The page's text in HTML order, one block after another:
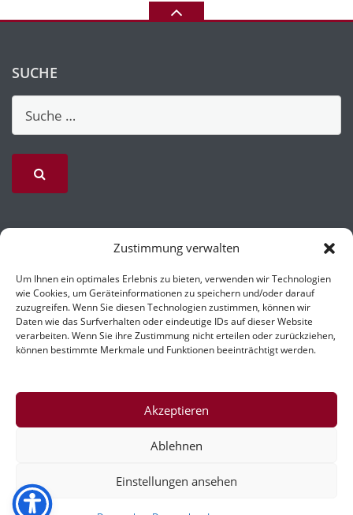
Zustimmung verwalten
Um Ihnen ein optimales Erlebnis zu bieten, verwenden wir Technologien
wie Cookies, um Geräteinformationen zu speichern und/oder darauf
zuzugreifen. Wenn Sie diesen Technologien zustimmen, können wir
Daten wie das Surfverhalten oder eindeutige IDs auf dieser Website
verarbeiten. Wenn Sie ihre Zustimmung nicht erteilen oder zurückziehen,
können bestimmte Merkmale und Funktionen beeinträchtigt werden.
Akzeptieren
Ablehnen
Einstellungen ansehen
SUCHE
© Copyright 2026
Gestaltet von
MotoPress • Powered by